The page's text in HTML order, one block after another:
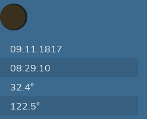
09.11.1817
08:29:10
32.4°
122.5°